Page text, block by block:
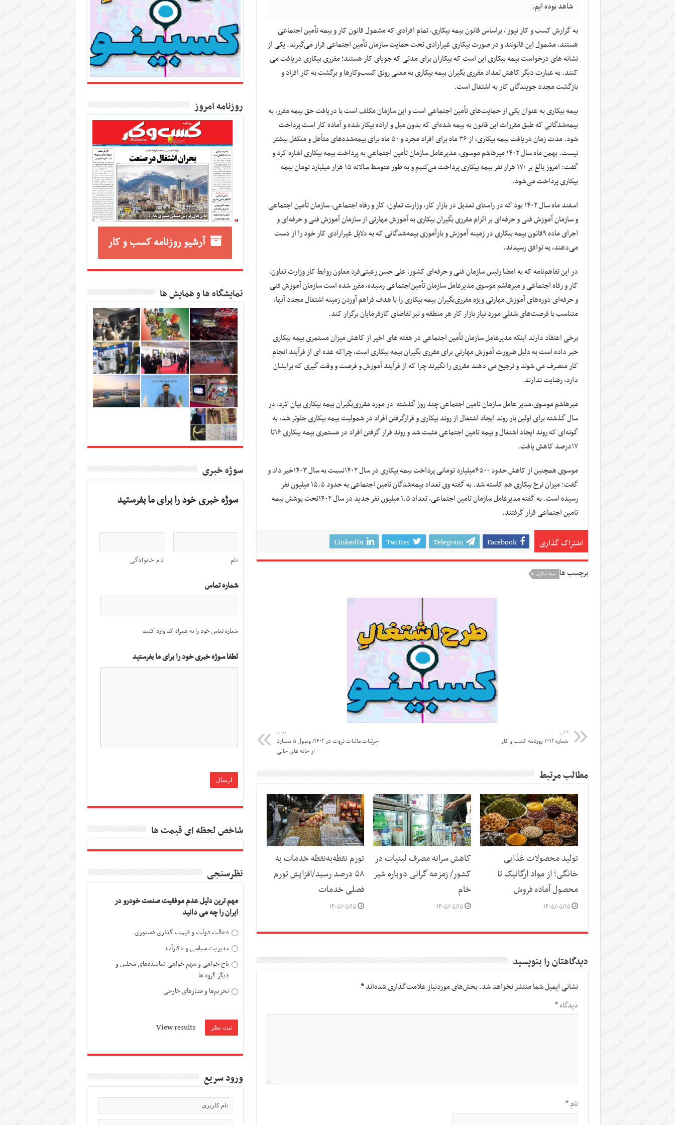
شاهد بوده ایم.
به گزارش کسب و کار نیوز ، براساس قانون بیمه بیکاری، تمام افرادی که مشمول قانون کار و بیمه تأمین‌ اجتماعی
هستند، مشمول این قانونند و در صورت بیکاری غیرارادی تحت حمایت سازمان تأمین اجتماعی قرار می‌گیرند. یکی از
نشانه های درخواست بیمه بیکاری این است که بیکاران برای مدتی که جویای کار هستند؛ مقرری بیکاری دریافت می
کنند. به عبارت دیگر کاهش تعداد مقرری بگیران بیمه بیکاری به معنی رونق کسب‌وکارها و برگشت به کار افراد و
بازگشت مجدد جویندگان کار به اشتغال است.
بیمه بیکاری به عنوان یکی از حمایت‌های تأمین اجتماعی است و این سازمان مکلف است با دریافت حق بیمه مقرر، به‌
بیمه‌شدگانی که طبق مقررات این قانون به بیمه شده‌ای که بدون میل و اراده بیکار شده و آماده کار است پرداخت
شود. مدت زمان دریافت بیمه بیکاری، از ۳۶ ماه برای افراد مجرد و ۵۰ ماه برای بیمه‌شده‌های متأهل و متکفل بیشتر
نیست. بهمن ماه سال ۱۴۰۲ میرهاشم موسوی, مدیرعامل سازمان تأمین اجتماعی به پرداخت بیمه بیکاری اشاره کرد و
گفت: امروز بالغ بر ۱۷۰ هزار نفر بیمه بیکاری پرداخت می‌کنیم و به طور متوسط سالانه ۱۵ هزار میلیارد تومان بیمه
بیکاری پرداخت می‌شود.
اسفند ماه سال ۱۴۰۲ بود که در راستای تعدیل در بازار کار، وزارت تعاون، کار و رفاه اجتماعی، سازمان تأمین اجتماعی
و سازمان آموزش فنی و حرفه‌ای بر الزام مقرری بگیران بیکاری به آموزش مهارتی از سازمان آموزش فنی و حرفه‌ای و
اجرای ماده ۹قانون بیمه بیکاری در زمینه آموزش و بازآموزی بیمه‌شدگانی که به دلایل غیرارادی کار خود را از دست
می‌دهند، به توافق رسیدند.
در این تفاهم‌نامه که به امضا رئیس سازمان فنی و حرفه‌ای کشور، علی حسن رعیتی‌فرد معاون روابط کار وزارت تعاون،
کار و رفاه اجتماعی و میرهاشم موسوی مدیرعامل سازمان تأمین‌اجتماعی رسیده، مقرر شده است سازمان آموزش فنی
و حرفه‌ای دوره‌های آموزش مهارتی ویژه مقرری‌بگیران بیمه بیکاری را با هدف فراهم آوردن زمینه اشتغال مجدد آنها،
متناسب با فرصت‌های شغلی مورد نیاز بازار کار هر منطقه و نیز تقاضای کارفرمایان برگزار کند.
برخی اعتقاد دارند اینکه مدیرعامل سازمان تأمین اجتماعی در هفته های اخیر از کاهش میزان مستمری بیمه بیکاری
خبر داده است به دلیل ضرورت آموزش مهارتی برای مقرری بگیران بیمه بیکاری است, چراکه عده ای از فرآیند انجام
کار منصرف می شوند و ترجیح می دهند مقرری را نگیرند چرا که از فرآیند آموزش و فرصت و وقت گیری که برایشان
دارد, رضایت ندارند.
میرهاشم موسوی,مدیر عامل سازمان تامین اجتماعی چند روز گذشته در مورد مقرری‌بگیران بیمه بیکاری بیان کرد، در
سال گذشته برای اولین بار روند ایجاد اشتغال از روند بیکاری و قرارگرفتن افراد در شمولیت بیمه بیکاری جلوتر شد، به
گونه‌ای که روند ایجاد اشتغال و بیمه تامین اجتماعی مثبت شد و روند قرار گرفتن افراد در مستمری بیمه بیکاری ۱۶تا
۱۷درصد کاهش یافت.
موسوی همچنین از کاهش حدود ۴۵۰۰میلیارد تومانی پرداخت بیمه بیکاری در سال ۱۴۰۲نسبت به سال ۱۴۰۳خبر داد و
گفت: میزان نرخ بیکاری هم کاسته شد. به گفته وی تعداد بیمه‌شدگان تامین اجتماعی به حدود ۱۵.۵ میلیون نفر
رسیده است. به گفته مدیرعامل سازمان تامین اجتماعی، تعداد ۱.۵ میلیون نفر جدید در سال ۱۴۰۲تحت پوشش بیمه
تامین اجتماعی قرار گرفتند.
اشتراک گذاری Facebook
Telegram
Twitter
LinkedIn
برچسب ها بیمه بیکاری
قبلی
شماره ۳۰۱۲ روزنامه کسب و کار
بعدی
جزئیات مالیات ثروت در ۱۴۰۲/ وصول ۵ میلیارد
از خانه های خالی
مطالب مرتبط
تولید محصولات غذایی
خانگی؛ از مواد ارگانیک تا
محصول آماده فروش
۱۴۰۵/۰۵/۱۵
کاهش سرانه مصرف لبنیات در
کشور/ زمزمه گرانی دوباره شیر
خام
۱۴۰۵/۰۵/۱۵
تورم نقطه‌به‌نقطه خدمات به
۵۸ درصد رسید/افزایش تورم
فصلی خدمات
۱۴۰۵/۰۵/۱۵
دیدگاهتان را بنویسید
نشانی ایمیل شما منتشر نخواهد شد.بخش‌های موردنیاز علامت‌گذاری شده‌اند*
دیدگاه*
نام*
روزنامه امروز
آرشیو روزنامه کسب و کار
نمایشگاه ها و همایش ها
سوژه خبری
سوژه خبری خود را برای ما بفرستید
نام نام خانوادگی
شماره تماس
شماره تماس خود را به همراه کد وارد کنید
لطفا سوژه خبری خود را برای ما بفرستید
شاخص لحظه ای قیمت ها
نظرسنجی
مهم ترین دلیل عدم موفقیت صنعت خودرو در
ایران را چه می دانید
دخالت دولت و قیمت گذاری دستوری
مدیریت سیاسی و ناکارآمد
باج خواهی و سهم خواهی نماینده‌های مجلس و
دیگر گروه ها
تحریم‌ها و فشارهای خارجی
View results
ورود سریع